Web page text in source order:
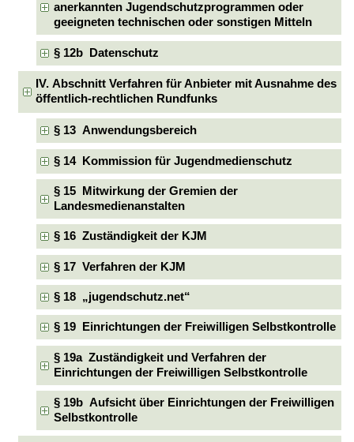
anerkannten Jugendschutzprogrammen oder
geeigneten technischen oder sonstigen Mitteln
§ 12b Datenschutz
IV. Abschnitt Verfahren für Anbieter mit Ausnahme des
öffentlich-rechtlichen Rundfunks
§ 13 Anwendungsbereich
§ 14 Kommission für Jugendmedienschutz
§ 15 Mitwirkung der Gremien der
Landesmedienanstalten
§ 16 Zuständigkeit der KJM
§ 17 Verfahren der KJM
§ 18 „jugendschutz.net“
§ 19 Einrichtungen der Freiwilligen Selbstkontrolle
§ 19a Zuständigkeit und Verfahren der
Einrichtungen der Freiwilligen Selbstkontrolle
§ 19b Aufsicht über Einrichtungen der Freiwilligen
Selbstkontrolle